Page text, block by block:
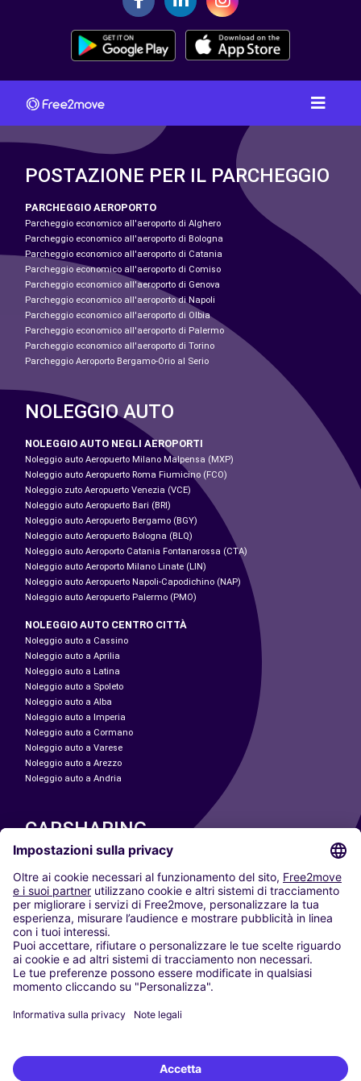
POSTAZIONE PER IL PARCHEGGIO
PARCHEGGIO AEROPORTO
Parcheggio economico all'aeroporto di Alghero
Parcheggio economico all'aeroporto di Bologna
Parcheggio economico all'aeroporto di Catania
Parcheggio economico all'aeroporto di Comiso
Parcheggio economico all'aeroporto di Genova
Parcheggio economico all'aeroporto di Napoli
Parcheggio economico all'aeroporto di Olbia
Parcheggio economico all'aeroporto di Palermo
Parcheggio economico all'aeroporto di Torino
Parcheggio Aeroporto Bergamo-Orio al Serio
NOLEGGIO AUTO
NOLEGGIO AUTO NEGLI AEROPORTI
Noleggio auto Aeropuerto Milano Malpensa (MXP)
Noleggio auto Aeropuerto Roma Fiumicino (FCO)
Noleggio zuto Aeropuerto Venezia (VCE)
Noleggio auto Aeropuerto Bari (BRI)
Noleggio auto Aeropuerto Bergamo (BGY)
Noleggio auto Aeropuerto Bologna (BLQ)
Noleggio auto Aeroporto Catania Fontanarossa (CTA)
Noleggio auto Aeroporto Milano Linate (LIN)
Noleggio auto Aeropuerto Napoli-Capodichino (NAP)
Noleggio auto Aeropuerto Palermo (PMO)
NOLEGGIO AUTO CENTRO CITTÀ
Noleggio auto a Cassino
Noleggio auto a Aprilia
Noleggio auto a Latina
Noleggio auto a Spoleto
Noleggio auto a Alba
Noleggio auto a Imperia
Noleggio auto a Cormano
Noleggio auto a Varese
Noleggio auto a Arezzo
Noleggio auto a Andria
CARSHARING
LE NOSTRE CITTÀ
Paris
Madrid
Washington DC
Milano
Roma
Torino
Vienna
Berlino
Düsseldorf